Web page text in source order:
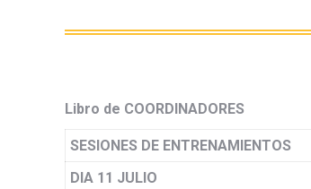
Libro de COORDINADORES
SESIONES DE ENTRENAMIENTOS
DIA 11 JULIO